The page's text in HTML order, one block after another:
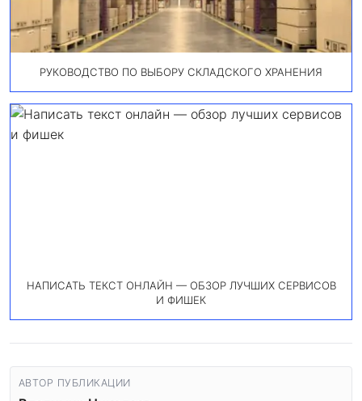
РУКОВОДСТВО ПО ВЫБОРУ СКЛАДСКОГО ХРАНЕНИЯ
НАПИСАТЬ ТЕКСТ ОНЛАЙН — ОБЗОР ЛУЧШИХ СЕРВИСОВ
И ФИШЕК
АВТОР ПУБЛИКАЦИИ